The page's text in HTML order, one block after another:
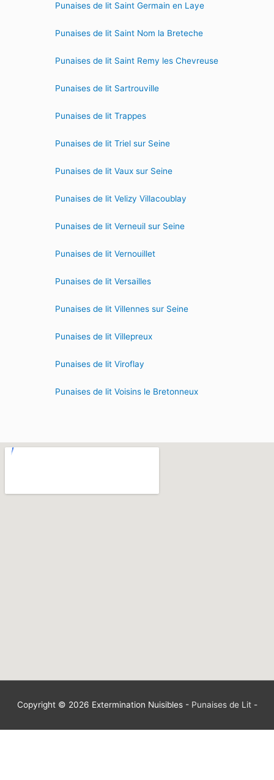
Punaises de lit Saint Germain en Laye
Punaises de lit Saint Nom la Breteche
Punaises de lit Saint Remy les Chevreuse
Punaises de lit Sartrouville
Punaises de lit Trappes
Punaises de lit Triel sur Seine
Punaises de lit Vaux sur Seine
Punaises de lit Velizy Villacoublay
Punaises de lit Verneuil sur Seine
Punaises de lit Vernouillet
Punaises de lit Versailles
Punaises de lit Villennes sur Seine
Punaises de lit Villepreux
Punaises de lit Viroflay
Punaises de lit Voisins le Bretonneux
Copyright © 2026 Extermination Nuisibles- Punaises de Lit-